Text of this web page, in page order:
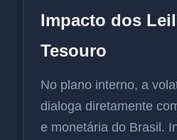
Impacto dos
Tesouro
No plano interno, a
dialoga diretamente
e monetária do Brasil.